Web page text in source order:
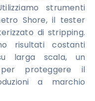
strumenti
Shore, il tester
di stripping.
risultati costanti
larga scala, un
per proteggere il
a marchio